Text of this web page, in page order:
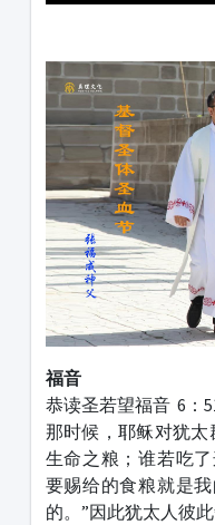
福音
恭读圣若望福音 6：
那时候，耶稣对犹
生命之粮；谁若吃
要赐给的食粮就是
的。”因此犹太人彼